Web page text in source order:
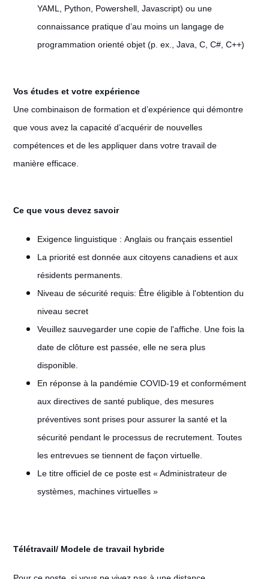
YAML, Python, Powershell, Javascript) ou une
connaissance pratique d’au moins un langage de
programmation orienté objet (p. ex., Java, C, C#, C++)
Vos études et votre expérience
Une combinaison de formation et d’expérience qui démontre
que vous avez la capacité d’acquérir de nouvelles
compétences et de les appliquer dans votre travail de
manière efficace.
Ce que vous devez savoir
Exigence linguistique : Anglais ou français essentiel
La priorité est donnée aux citoyens canadiens et aux
résidents permanents.
Niveau de sécurité requis: Être éligible à l'obtention du
niveau secret
Veuillez sauvegarder une copie de l'affiche. Une fois la
date de clôture est passée, elle ne sera plus
disponible.
En réponse à la pandémie COVID-19 et conformément
aux directives de santé publique, des mesures
préventives sont prises pour assurer la santé et la
sécurité pendant le processus de recrutement. Toutes
les entrevues se tiennent de façon virtuelle.
Le titre officiel de ce poste est « Administrateur de
systèmes, machines virtuelles »
Télétravail/ Modele de travail hybride